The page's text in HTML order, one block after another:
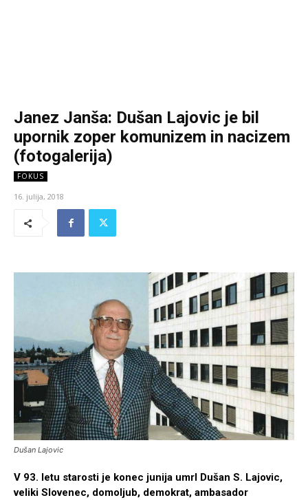
Janez Janša: Dušan Lajovic je bil
upornik zoper komunizem in nacizem
(fotogalerija)
FOKUS
16. julija, 2018
Dušan Lajovic
V 93. letu starosti je konec junija umrl Dušan S. Lajovic,
veliki Slovenec, domoljub, demokrat, ambasador